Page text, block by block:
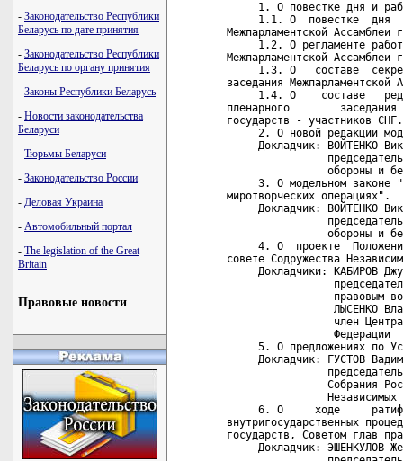
- Законодательство Республики
Беларусь по дате принятия
- Законодательство Республики
Беларусь по органу принятия
- Законы Республики Беларусь
- Новости законодательства
Беларуси
- Тюрьмы Беларуси
- Законодательство России
- Деловая Украина
- Автомобильный портал
- The legislation of the Great
Britain
Правовые новости
1. О повестке дня и
1.1. О  повестке  дня
Межпарламентской
1.2. О регламенте
Межпарламентской
1.3. О   составе
заседания
1.4. О    составе
пленарного
государств - участников СНГ.
2. О новой редакции
Докладчик: ВОЙТЕНКО
обороны и
3. О модельном законе
миротворческих операциях".
Докладчик: ВОЙТЕНКО
обороны и
4. О  проекте
совете Содружества
Докладчики: КАБИРОВ
правовым
ЛЫСЕНКО
член
                 Федерации
5. О предложениях по
Докладчик: ГУСТОВ
Собрания
Независимых
6. О     ходе
внутригосударственных
государств, Советом глав
Докладчик: ЭШЕНКУЛОВ